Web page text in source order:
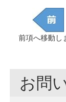
前項へ移動し
お問